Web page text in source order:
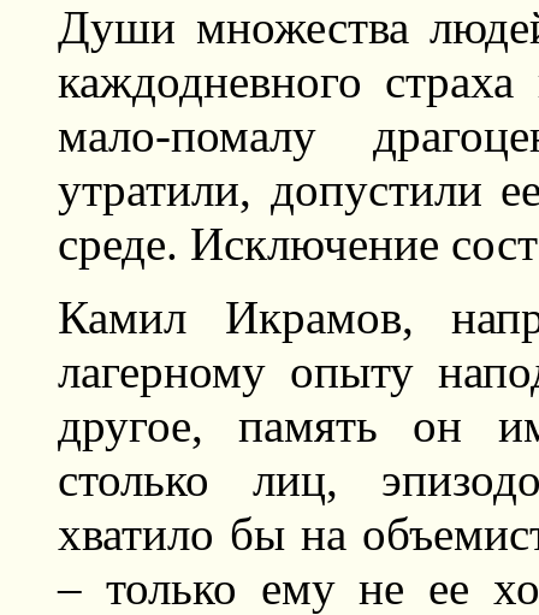
Души множества
каждодневного
мало-помалу
утратили, допустили
среде. Исключение
Камил Икрамов,
лагерному опыту
другое, память он
столько лиц,
хватило бы на
– только ему не ее